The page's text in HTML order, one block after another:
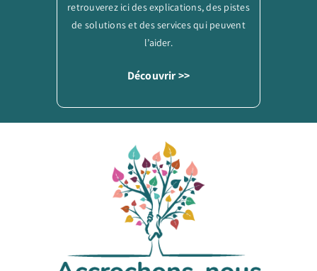
retrouverez ici des explications, des pistes
de solutions et des services qui peuvent
l’aider.
Découvrir >>